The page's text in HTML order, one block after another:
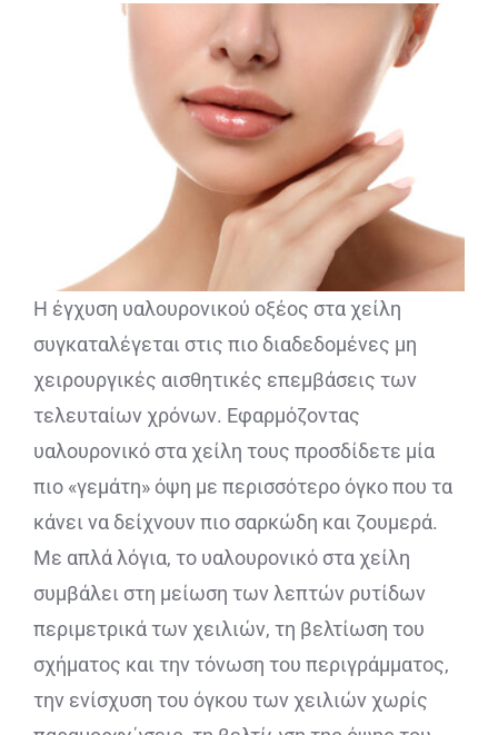
Η έγχυση υαλουρονικού οξέος στα χείλη
συγκαταλέγεται στις πιο διαδεδομένες μη
χειρουργικές αισθητικές επεμβάσεις των
τελευταίων χρόνων. Εφαρμόζοντας
υαλουρονικό στα χείλη τους προσδίδετε μία
πιο «γεμάτη» όψη με περισσότερο όγκο που τα
κάνει να δείχνουν πιο σαρκώδη και ζουμερά.
Με απλά λόγια, το υαλουρονικό στα χείλη
συμβάλει στη μείωση των λεπτών ρυτίδων
περιμετρικά των χειλιών, τη βελτίωση του
σχήματος και την τόνωση του περιγράμματος,
την ενίσχυση του όγκου των χειλιών χωρίς